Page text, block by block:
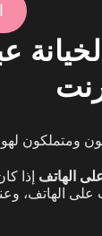
لهواتفهم. إليك 4
الهاتف إذا
الهاتف،